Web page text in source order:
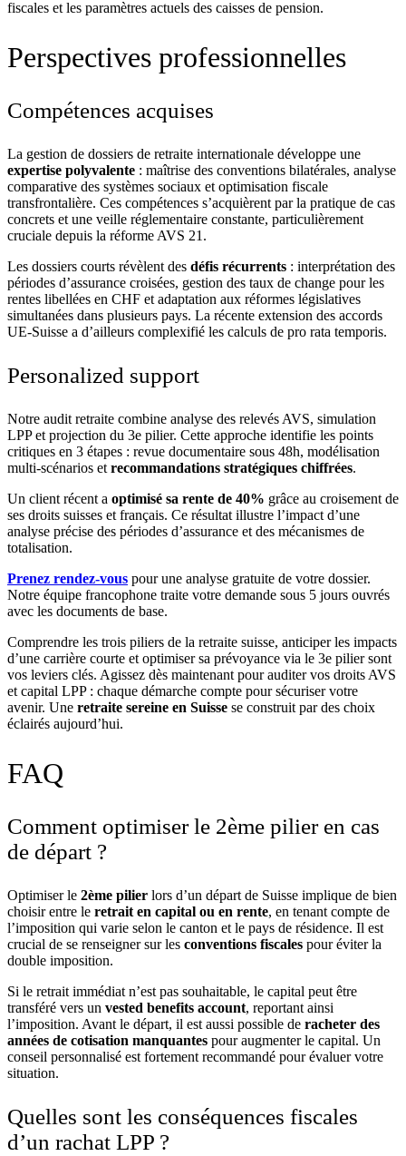
fiscales et les paramètres actuels des caisses de pension.
Perspectives professionnelles
Compétences acquises
La gestion de dossiers de retraite internationale développe une
expertise polyvalente : maîtrise des conventions bilatérales, analyse
comparative des systèmes sociaux et optimisation fiscale
transfrontalière. Ces compétences s’acquièrent par la pratique de cas
concrets et une veille réglementaire constante, particulièrement
cruciale depuis la réforme AVS 21.
Les dossiers courts révèlent des défis récurrents : interprétation des
périodes d’assurance croisées, gestion des taux de change pour les
rentes libellées en CHF et adaptation aux réformes législatives
simultanées dans plusieurs pays. La récente extension des accords
UE-Suisse a d’ailleurs complexifié les calculs de pro rata temporis.
Personalized support
Notre audit retraite combine analyse des relevés AVS, simulation
LPP et projection du 3e pilier. Cette approche identifie les points
critiques en 3 étapes : revue documentaire sous 48h, modélisation
multi-scénarios et recommandations stratégiques chiffrées.
Un client récent a optimisé sa rente de 40% grâce au croisement de
ses droits suisses et français. Ce résultat illustre l’impact d’une
analyse précise des périodes d’assurance et des mécanismes de
totalisation.
Prenez rendez-vous pour une analyse gratuite de votre dossier.
Notre équipe francophone traite votre demande sous 5 jours ouvrés
avec les documents de base.
Comprendre les trois piliers de la retraite suisse, anticiper les impacts
d’une carrière courte et optimiser sa prévoyance via le 3e pilier sont
vos leviers clés. Agissez dès maintenant pour auditer vos droits AVS
et capital LPP : chaque démarche compte pour sécuriser votre
avenir. Une retraite sereine en Suisse se construit par des choix
éclairés aujourd’hui.
FAQ
Comment optimiser le 2ème pilier en cas
de départ ?
Optimiser le 2ème pilier lors d’un départ de Suisse implique de bien
choisir entre le retrait en capital ou en rente, en tenant compte de
l’imposition qui varie selon le canton et le pays de résidence. Il est
crucial de se renseigner sur les conventions fiscales pour éviter la
double imposition.
Si le retrait immédiat n’est pas souhaitable, le capital peut être
transféré vers un vested benefits account, reportant ainsi
l’imposition. Avant le départ, il est aussi possible de racheter des
années de cotisation manquantes pour augmenter le capital. Un
conseil personnalisé est fortement recommandé pour évaluer votre
situation.
Quelles sont les conséquences fiscales
d’un rachat LPP ?